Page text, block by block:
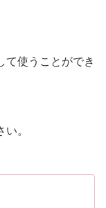
て使うことができ
。